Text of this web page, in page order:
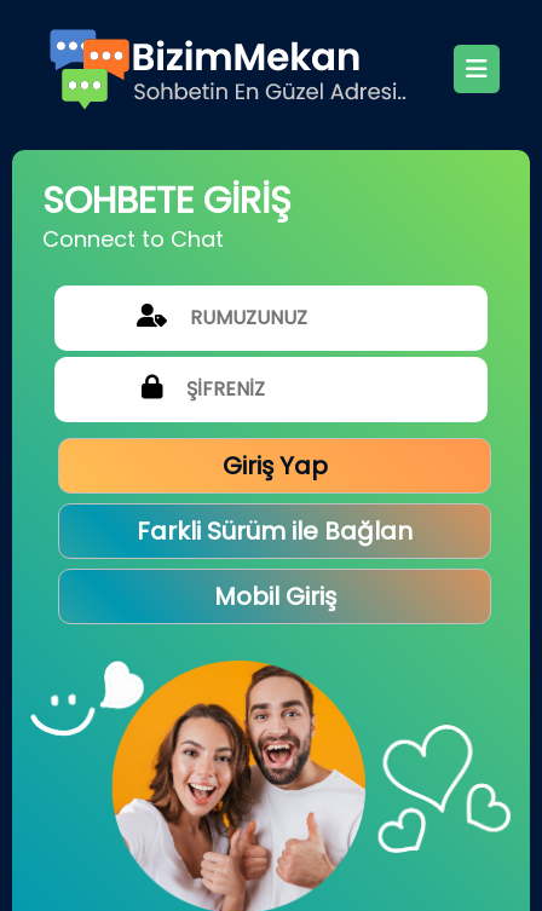
SOHBETE GİRİŞ
Connect to Chat
Giriş Yap
Farkli Sürüm ile Bağlan
Mobil Giriş